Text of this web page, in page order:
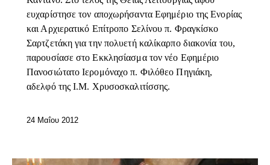
ευχαρίστησε τον αποχωρήσαντα Εφημέριο της Ενορίας
και Αρχιερατικό Επίτροπο Σελίνου π. Φραγκίσκο
Σαρτζετάκη για την πολυετή καλίκαρπο διακονία του,
παρουσίασε στο Εκκλησίασμα τον νέο Εφημέριο
Πανοσιώτατο Ιερομόναχο π. Φιλόθεο Πηγιάκη,
αδελφό της Ι.Μ. Χρυσοσκαλιτίσσης.
24 Μαΐου 2012